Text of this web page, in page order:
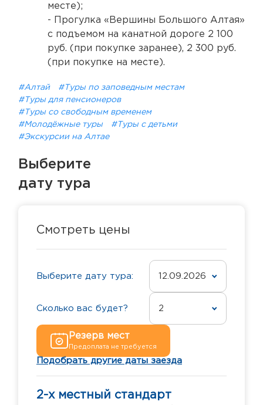
месте);
- Прогулка «Вершины Большого Алтая»
с подъемом на канатной дороге 2 100
руб. (при покупке заранее), 2 300 руб.
(при покупке на месте).
#Алтай
#Туры по заповедным местам
#Туры для пенсионеров
#Туры со свободным временем
#Молодёжные туры
#Туры с детьми
#Экскурсии на Алтае
Выберите
дату тура
Смотреть цены
Выберите дату тура: 12.09.2026
Сколько вас будет? 2
Резерв мест
Предоплата не требуется
Подобрать другие даты заезда
2-х местный стандарт